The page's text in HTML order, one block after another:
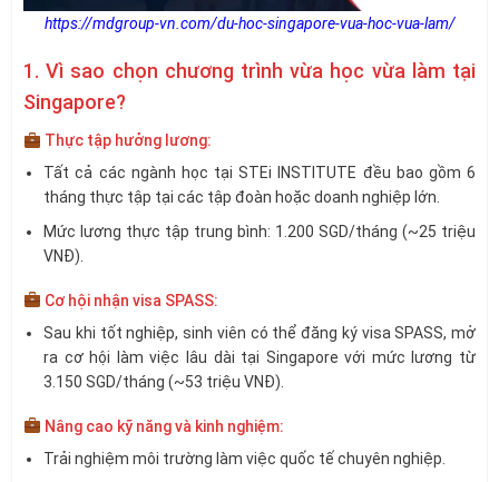
https://mdgroup-vn.com/du-hoc-singapore-vua-hoc-vua-lam/
1. Vì sao chọn chương trình vừa học vừa làm tại
Singapore?
Thực tập hưởng lương:
Tất cả các ngành học tại STEi INSTITUTE đều bao gồm 6
tháng thực tập tại các tập đoàn hoặc doanh nghiệp lớn.
Mức lương thực tập trung bình: 1.200 SGD/tháng (~25 triệu
VNĐ).
Cơ hội nhận visa SPASS:
Sau khi tốt nghiệp, sinh viên có thể đăng ký visa SPASS, mở
ra cơ hội làm việc lâu dài tại Singapore với mức lương từ
3.150 SGD/tháng (~53 triệu VNĐ).
Nâng cao kỹ năng và kinh nghiệm:
Trải nghiệm môi trường làm việc quốc tế chuyên nghiệp.